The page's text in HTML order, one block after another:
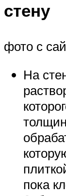
стену
фото с
На
пока